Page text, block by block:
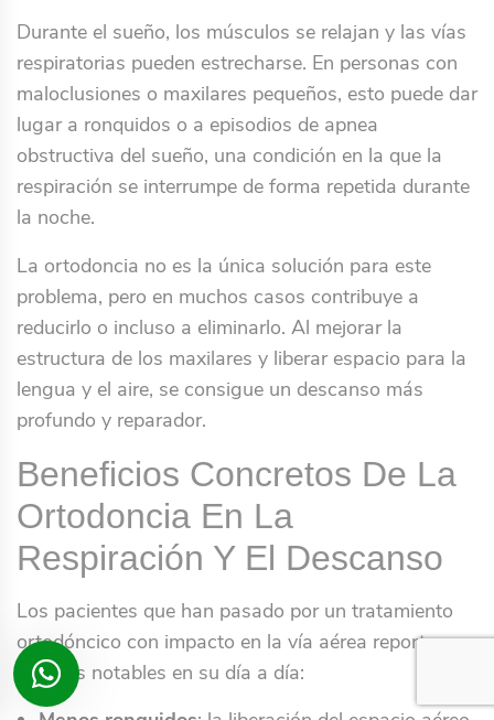
Durante el sueño, los músculos se relajan y las vías
respiratorias pueden estrecharse. En personas con
maloclusiones o maxilares pequeños, esto puede dar
lugar a ronquidos o a episodios de apnea
obstructiva del sueño, una condición en la que la
respiración se interrumpe de forma repetida durante
la noche.
La ortodoncia no es la única solución para este
problema, pero en muchos casos contribuye a
reducirlo o incluso a eliminarlo. Al mejorar la
estructura de los maxilares y liberar espacio para la
lengua y el aire, se consigue un descanso más
profundo y reparador.
Beneficios Concretos De La
Ortodoncia En La
Respiración Y El Descanso
Los pacientes que han pasado por un tratamiento
ortodóncico con impacto en la vía aérea reportan
mejoras notables en su día a día: